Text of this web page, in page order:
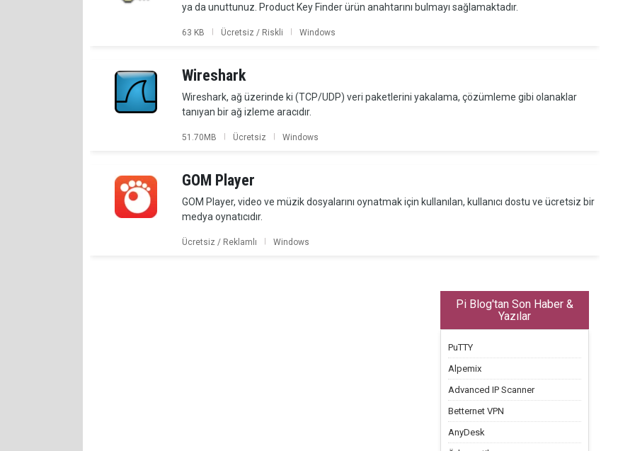
ya da unuttunuz. Product Key Finder ürün anahtarını bulmayı sağlamaktadır.
63 KB | Ücretsiz / Riskli | Windows
Wireshark
Wireshark, ağ üzerinde ki (TCP/UDP) veri paketlerini yakalama, çözümleme gibi olanaklar
tanıyan bir ağ izleme aracıdır.
51.70MB | Ücretsiz | Windows
GOM Player
GOM Player, video ve müzik dosyalarını oynatmak için kullanılan, kullanıcı dostu ve ücretsiz bir
medya oynatıcıdır.
Ücretsiz / Reklamlı | Windows
Pi Blog'tan Son Haber &
Yazılar
PuTTY
Alpemix
Advanced IP Scanner
Betternet VPN
AnyDesk